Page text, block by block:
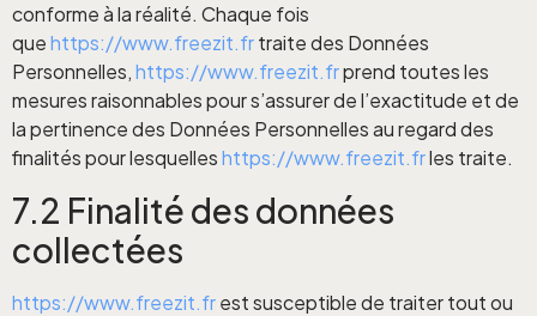
conforme à la réalité. Chaque fois
quehttps://www.freezit.frtraite des Données
Personnelles,https://www.freezit.frprend toutes les
mesures raisonnables pour s’assurer de l’exactitude et de
la pertinence des Données Personnelles au regard des
finalités pour lesquelleshttps://www.freezit.frles traite.
7.2 Finalité des données
collectées
https://www.freezit.frest susceptible de traiter tout ou